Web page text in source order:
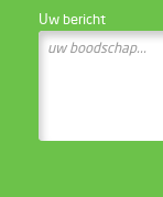
Uw bericht